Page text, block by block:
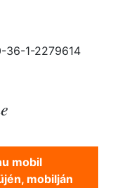
36-1-2279614
mobil
mobilján